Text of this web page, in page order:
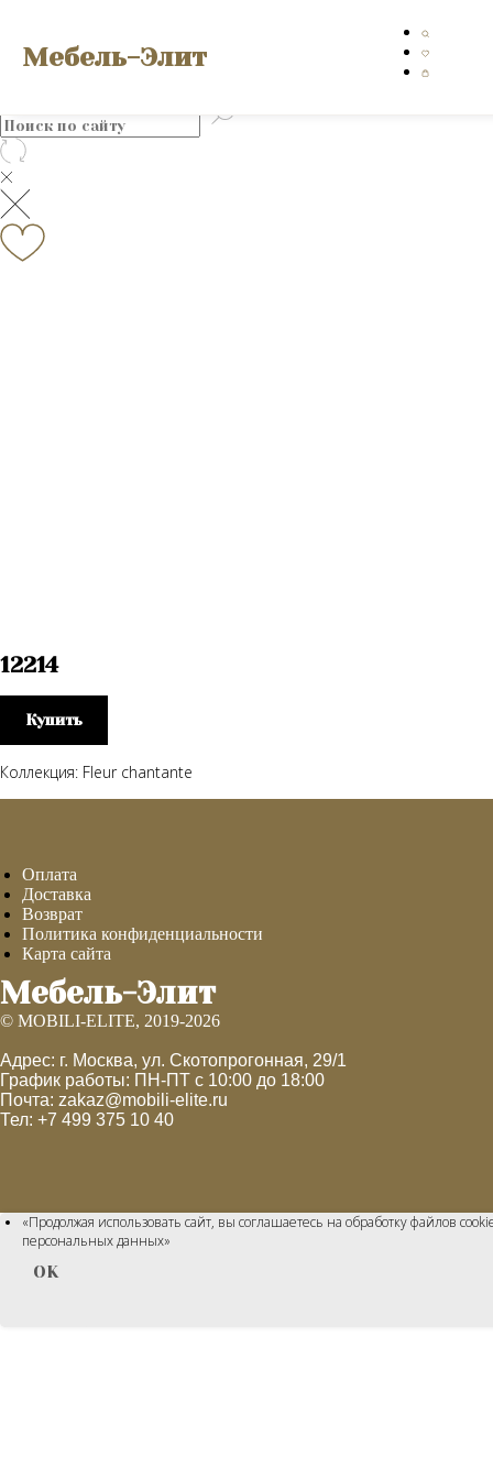
Мебель-Элит
12214
Купить
Коллекция: Fleur chantante
Оплата
Доставка
Возврат
Политика конфиденциальности
Карта сайта
Мебель-Элит
© MOBILI-ELITE, 2019-2026
Адрес: г. Москва, ул. Скотопрогонная, 29/1
График работы: ПН-ПТ с 10:00 до 18:00
Почта: zakaz@mobili-elite.ru
Тел: +7 499 375 10 40
«Продолжая использовать сайт, вы соглашаетесь на обработку файлов
персональных данных»
OK